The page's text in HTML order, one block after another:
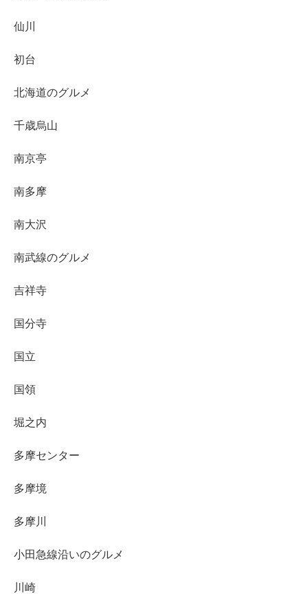
仙川
初台
北海道のグルメ
千歳烏山
南京亭
南多摩
南大沢
南武線のグルメ
吉祥寺
国分寺
国立
国領
堀之内
多摩センター
多摩境
多摩川
小田急線沿いのグルメ
川崎